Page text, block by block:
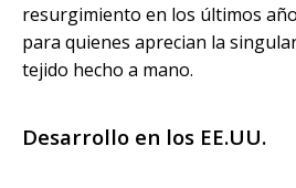
resurgimiento en los últimos
para quienes aprecian la
tejido hecho a mano.
Desarrollo en los EE.UU.